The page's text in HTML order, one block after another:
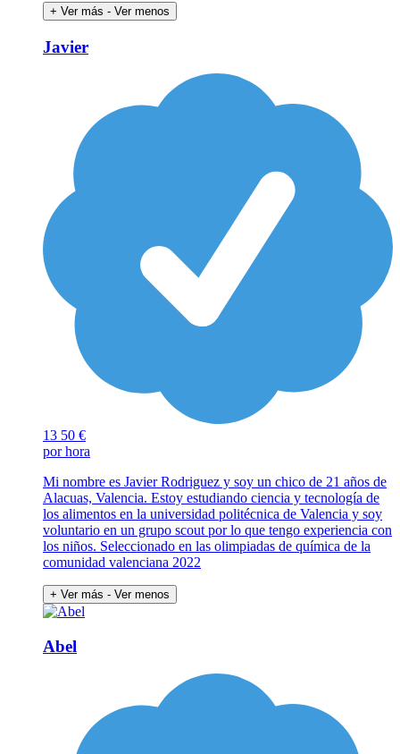
+ Ver más - Ver menos
Javier
13 50 €
por hora
Mi nombre es Javier Rodriguez y soy un chico de 21 años de
Alacuas, Valencia. Estoy estudiando ciencia y tecnología de
los alimentos en la universidad politécnica de Valencia y soy
voluntario en un grupo scout por lo que tengo experiencia con
los niños. Seleccionado en las olimpiadas de química de la
comunidad valenciana 2022
+ Ver más - Ver menos
Abel